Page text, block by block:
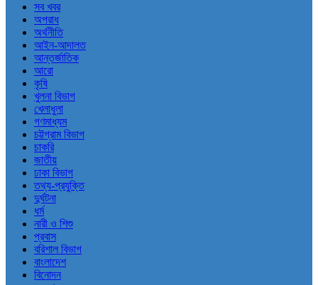
সব খবর
অপরাধ
অর্থনীতি
আইন-আদালত
আন্তর্জাতিক
আরো
কৃষি
খুলনা বিভাগ
খেলাধুলা
গণমাধ্যম
চট্টগ্রাম বিভাগ
চাকরি
জাতীয়
ঢাকা বিভাগ
তথ্য-প্রযুক্তি
দুর্ঘটনা
ধর্ম
নারী ও শিশু
প্রবাস
বরিশাল বিভাগ
বাংলাদেশ
বিনোদন